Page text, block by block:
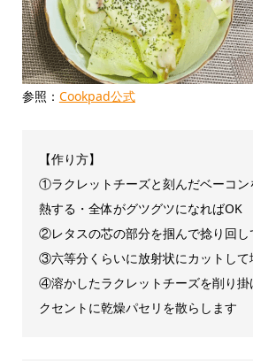
参照： Cookpad公式
【作り方】
①ラクレットチーズと刻んだベーコン
熱する・全体がグツグツになればOK
②レタスの芯の部分を掴んで捻り回し
③六等分くらいに放射状にカットして
④溶かしたラクレットチーズを削り掛
クセントに乾燥パセリを散らします